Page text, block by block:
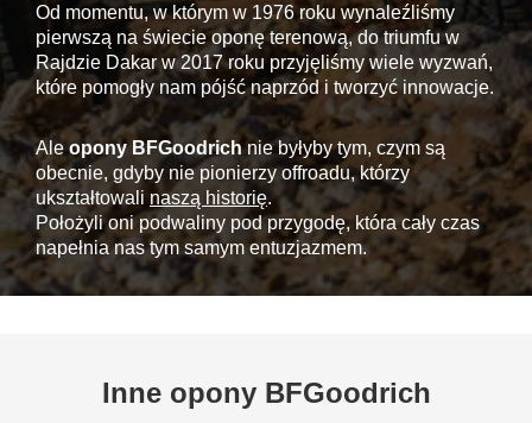
Od momentu, w którym w 1976 roku wynaleźliśmy
pierwszą na świecie oponę terenową, do triumfu w
Rajdzie Dakar w 2017 roku przyjęliśmy wiele wyzwań,
które pomogły nam pójść naprzód i tworzyć innowacje.
Aleopony BFGoodrichnie byłyby tym, czym są
obecnie, gdyby nie pionierzy offroadu, którzy
ukształtowali naszą historię.
Położyli oni podwaliny pod przygodę, która cały czas
napełnia nas tym samym entuzjazmem.
Inne opony BFGoodrich